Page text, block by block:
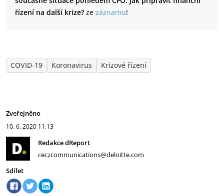
řízení na další krize? ze záznamu!
COVID-19 Koronavirus Krizové řízení
Zveřejněno
10. 6. 2020 11:13
Redakce dReport
ceczcommunications@deloitte.com
Sdílet